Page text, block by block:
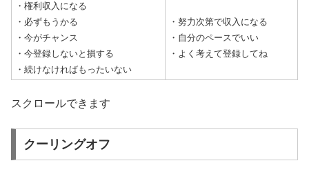
・権利収入になる
・必ずもうかる
・今がチャンス
・今登録しないと損する
・続けなければもったいない
・努力次第で収入になる
・自分のペースでいい
・よく考えて登録してね
スクロールできます
クーリングオフ